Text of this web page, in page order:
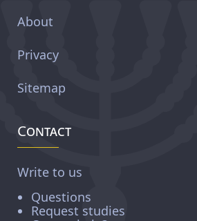
About
Privacy
Sitemap
Contact
Write to us
Questions
Request studies